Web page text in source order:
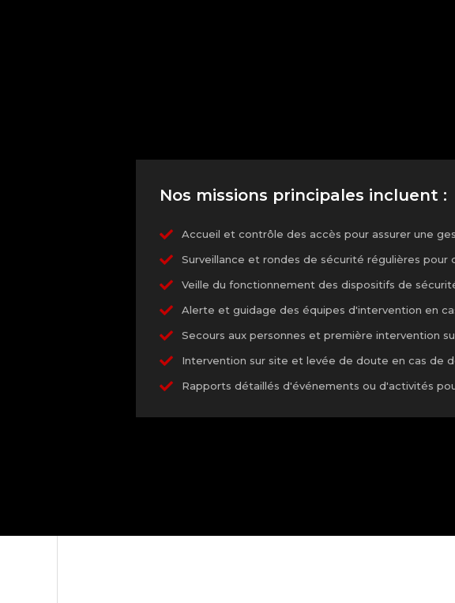
Nos missions principales incluent :
Accueil et contrôle des accès pour assurer une
Surveillance et rondes de sécurité régulières
Veille du fonctionnement des dispositifs de
Alerte et guidage des équipes d'intervention en
Secours aux personnes et première intervention
Intervention sur site et levée de doute en cas de
Rapports détaillés d'événements ou d'activités